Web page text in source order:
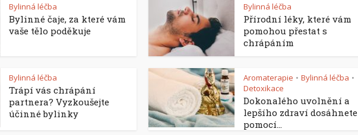
Bylinná léčba
Bylinné čaje, za které vám
vaše tělo poděkuje
Bylinná léčba
Přírodní léky, které vám
pomohou přestat s
chrápáním
Bylinná léčba
Trápí vás chrápání
partnera? Vyzkoušejte
účinné bylinky
Aromaterapie • Bylinná léčba •
Detoxikace
Dokonalého uvolnění a
lepšího zdraví dosáhnete
pomocí...